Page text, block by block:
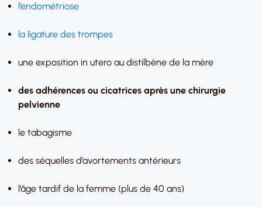
l’endométriose
la ligature des trompes
une exposition in utero au distilbène de la mère
des adhérences ou cicatrices après une chirurgie
pelvienne
le tabagisme
des séquelles d’avortements antérieurs
l’âge tardif de la femme (plus de 40 ans)